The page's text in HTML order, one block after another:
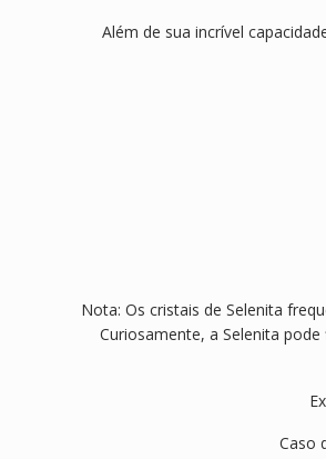
Além de sua incrível
Nota: Os cristais de Selenita
Curiosamente, a Selenita
Caso